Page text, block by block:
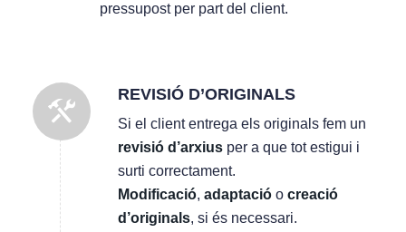
pressupost per part del client.
REVISIÓ D’ORIGINALS
Si el client entrega els originals fem un
revisió d’arxiusper a que tot estigui i
surti correctament.
Modificació, adaptacióo creació
d’originals, si és necessari.